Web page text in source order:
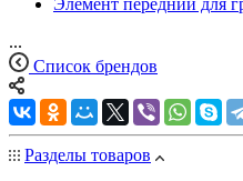
...
Список брендов
Разделы товаров